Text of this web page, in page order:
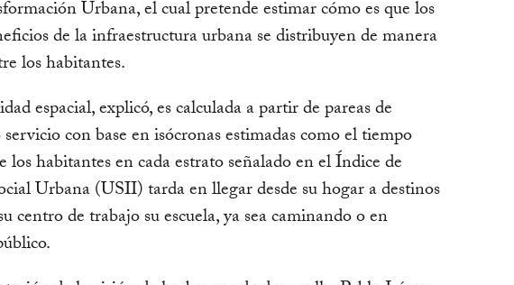
Urbana, el cual pretende estimar cómo es que los
de la infraestructura urbana se distribuyen de manera
los habitantes.
espacial, explicó, es calculada a partir de pareas de
con base en isócronas estimadas como el tiempo
los habitantes en cada estrato señalado en el Índice de
Urbana (USII) tarda en llegar desde su hogar a destinos
centro de trabajo su escuela, ya sea caminando o en